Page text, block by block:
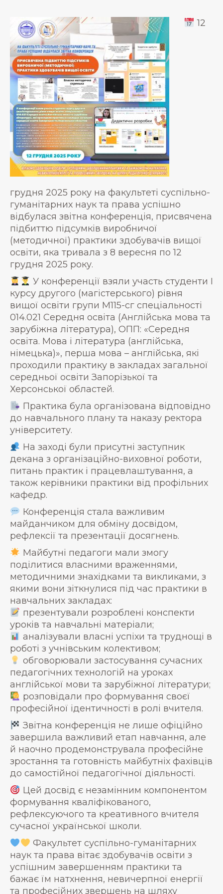
12
грудня 2025 року на факультеті суспільно-
гуманітарних наук та права успішно
відбулася звітна конференція, присвячена
підбиттю підсумків виробничої
(методичної) практики здобувачів вищої
освіти, яка тривала з 8 вересня по 12
грудня 2025 року.
У конференції взяли участь студенти І
курсу другого (магістерського) рівня
вищої освіти групи М115-сг спеціальності
014.021 Середня освіта (Англійська мова та
зарубіжна література), ОПП: «Середня
освіта. Мова і література (англійська,
німецька)», перша мова – англійська, які
проходили практику в закладах загальної
середньої освіти Запорізької та
Херсонської областей.
Практика була організована відповідно
до навчального плану та наказу ректора
університету.
На заході були присутні заступник
декана з організаційно-виховної роботи,
питань практик і працевлаштування, а
також керівники практики від профільних
кафедр.
Конференція стала важливим
майданчиком для обміну досвідом,
рефлексії та презентації досягнень.
Майбутні педагоги мали змогу
поділитися власними враженнями,
методичними знахідками та викликами, з
якими вони зіткнулися під час практики в
навчальних закладах:
презентували розроблені конспекти
уроків та навчальні матеріали;
аналізували власні успіхи та труднощі в
роботі з учнівським колективом;
обговорювали застосування сучасних
педагогічних технологій на уроках
англійської мови та зарубіжної літератури;
розповідали про формування своєї
професійної ідентичності в ролі вчителя.
Звітна конференція не лише офіційно
завершила важливий етап навчання, але
й наочно продемонструвала професійне
зростання та готовність майбутніх фахівців
до самостійної педагогічної діяльності.
Цей досвід є незамінним компонентом
формування кваліфікованого,
рефлексуючого та креативного вчителя
сучасної української школи.
Факультет суспільно-гуманітарних
наук та права вітає здобувачів освіти з
успішним завершенням практики та
бажає їм натхнення, невичерпної енергії
та професійних звершень на шляху